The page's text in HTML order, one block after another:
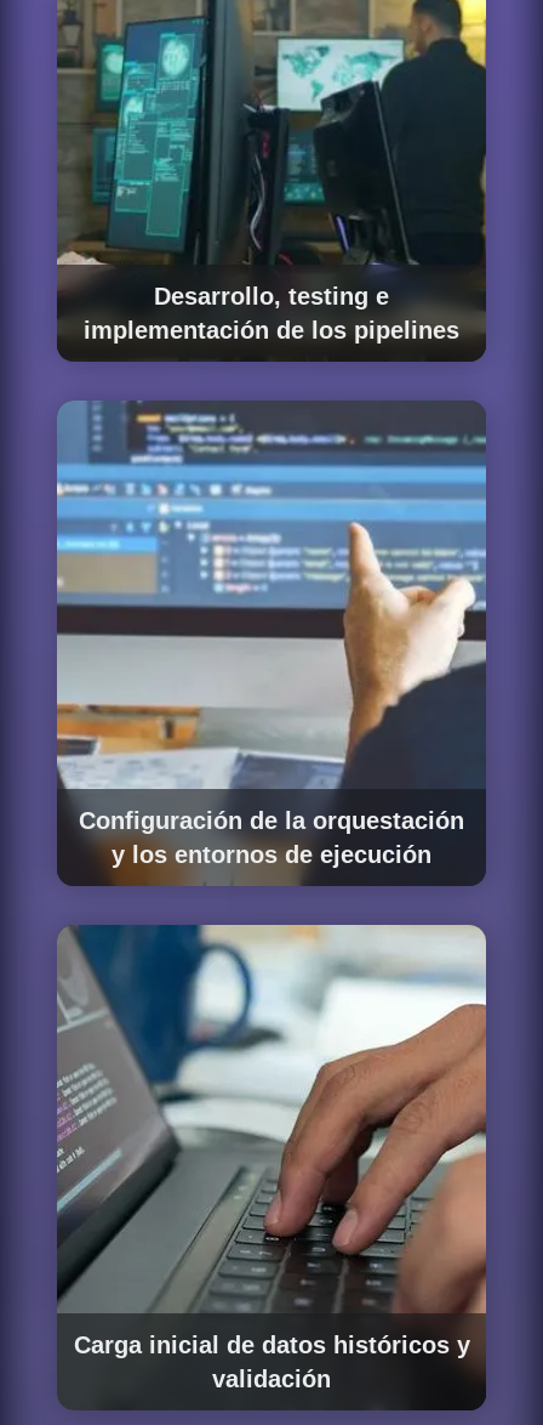
mantenibles y fáciles de evolucionar a medida
que cambian los requerimientos de negocio.
Desarrollo, testing e
implementación de los pipelines
Desarrollamos los pipelines siguiendo
SQL versionado en Git, tests unitarios de las
transformaciones, tests de calidad de datos
con Great Expectations o dbt tests, y
despliegue automatizado mediante pipelines
de CI/CD. Cada pipeline se entrega con
documentación técnica completa y tests
automatizados que validan su
Configuración de la orquestación
y los entornos de ejecución
Desplegamos y configuramos la plataforma de
Dagster o el servicio gestionado de la
plataforma cloud — definiendo los DAGs o
flows que programan la ejecución de los
pipelines, gestionan las dependencias entre
tareas y definen las políticas de reintento y
notificación ante fallos.
Carga inicial de datos históricos y
validación
Ejecutamos la carga inicial de los datos